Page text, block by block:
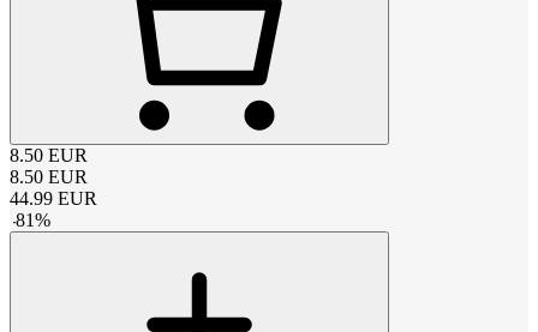
8.50 EUR
8.50 EUR
44.99 EUR
-81%